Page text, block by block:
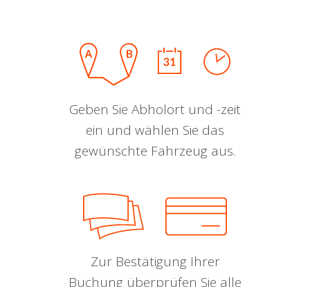
Geben Sie Abholort und -zeit
ein und wählen Sie das
gewünschte Fahrzeug aus.
Zur Bestätigung Ihrer
Buchung überprüfen Sie alle